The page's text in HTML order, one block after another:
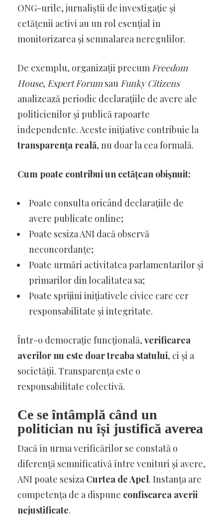
ONG-urile, jurnaliștii de investigație și
cetățenii activi au un rol esențial în
monitorizarea și semnalarea neregulilor.
De exemplu, organizații precum Freedom
House, Expert Forumsau Funky Citizens
analizează periodic declarațiile de avere ale
politicienilor și publică rapoarte
independente. Aceste inițiative contribuie la
transparența reală, nu doar la cea formală.
Cum poate contribui un cetățean obișnuit:
Poate consulta oricând declarațiile de
avere publicate online;
Poate sesiza ANI dacă observă
neconcordanțe;
Poate urmări activitatea parlamentarilor și
primarilor din localitatea sa;
Poate sprijini inițiativele civice care cer
responsabilitate și integritate.
Într-o democrație funcțională, verificarea
averilor nu este doar treaba statului, ci și a
societății. Transparența este o
responsabilitate colectivă.
Ce se întâmplă când un
politician nu își justifică averea
Dacă în urma verificărilor se constată o
diferență semnificativă între venituri și avere,
ANI poate sesiza Curtea de Apel. Instanța are
competența de a dispune confiscarea averii
nejustificate.